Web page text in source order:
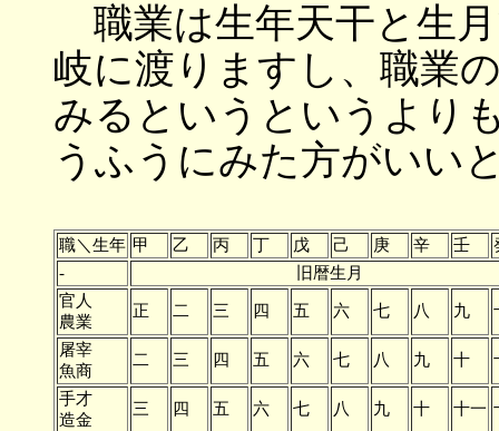
職業は生年天干と生
岐に渡りますし、職業
みるというというより
うふうにみた方がいい
職＼生年 甲 乙 丙 丁 戊 己 庚 辛 壬
-
旧暦生月
官人
農業
正 二 三 四 五 六 七 八 九
屠宰
魚商
二 三 四 五 六 七 八 九 十
手才
造金
三 四 五 六 七 八 九 十 十一